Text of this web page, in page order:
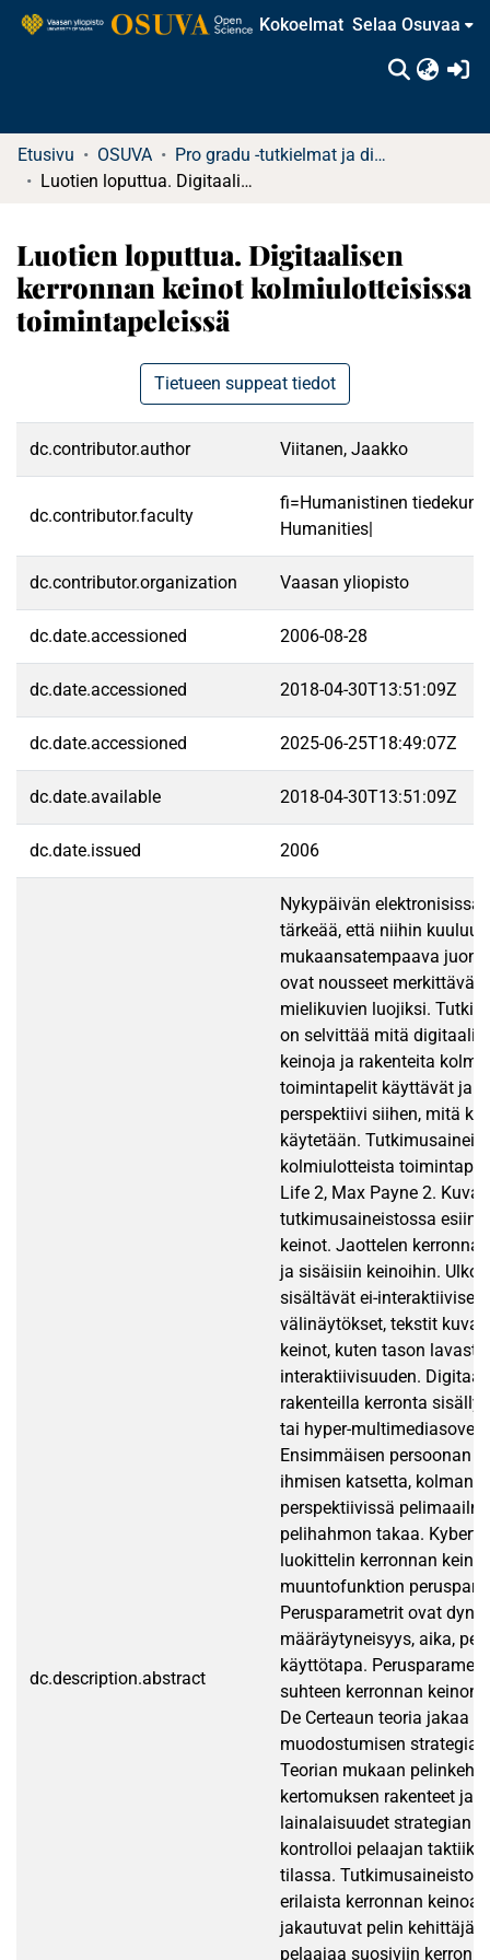
Kokoelmat Selaa Osuvaa
Etusivu OSUVA
Pro gradu -tutkielmat ja diplomityöt (rajattu saatavuus)
Luotien loputtua. Digitaalisen kerronnan keinot kolmiulotteisissa toimintapeleissä
Luotien loputtua. Digitaalisen
kerronnan keinot kolmiulotteisissa
toimintapeleissä
Tietueen suppeat tiedot
dc.contributor.author Viitanen, Jaakko
dc.contributor.faculty
fi=Humanistinen
Humanities|
dc.contributor.organization Vaasan yliopisto
dc.date.accessioned 2006-08-28
dc.date.accessioned 2018-04-30T13:51:09Z
dc.date.accessioned 2025-06-25T18:49:07Z
dc.date.available 2018-04-30T13:51:09Z
dc.date.issued 2006
dc.description.abstract
Nykypäivän elektronisissa
tärkeää, että niihin kuuluu
mukaansatempaava
ovat nousseet
mielikuvien luojiksi.
on selvittää mitä
keinoja ja rakenteita
toimintapelit käyttävät ja
perspektiivi siihen, mitä
käytetään.
kolmiulotteista
Life 2, Max Payne 2.
tutkimusaineistossa
keinot. Jaottelen
ja sisäisiin keinoihin.
sisältävät ei-interaktiiviset
välinäytökset, tekstit kuvat
keinot, kuten tason
interaktiivisuuden.
rakenteilla kerronta
tai hyper-
Ensimmäisen persoonan
ihmisen katsetta,
perspektiivissä
pelihahmon takaa.
luokittelin kerronnan
muuntofunktion
Perusparametrit ovat
määräytyneisyys, aika,
käyttötapa.
suhteen kerronnan keinon
De Certeaun teoria jakaa
muodostumisen
Teorian mukaan
kertomuksen rakenteet ja
lainalaisuudet strategian
kontrolloi pelaajan
tilassa.
erilaista kerronnan keinoa.
jakautuvat pelin
pelaajaa suosiviin